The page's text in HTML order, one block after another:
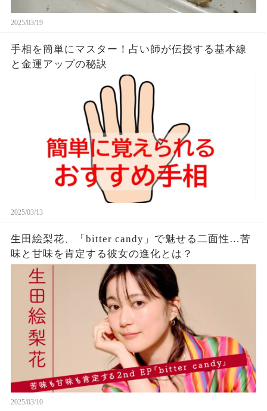
2025/03/19
手相を簡単にマスター！占い師が伝授する基本線
と金運アップの秘訣
2025/03/13
生田絵梨花、「bitter candy」で魅せる二面性…苦
味と甘味を肯定する彼女の進化とは？
2025/03/10